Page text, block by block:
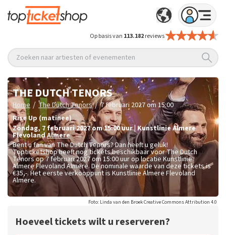
Op basis van 113.182reviews
Zoeken naar artiesten of evenementen
THE DUTCH TENORS
Home / The Dutch Tenors / 7 februari 2027 om 15:00
Rise Up (matinee)
zondag, 7 februari 2027 om 15:00uur|Kunstlinie Almere
FlevolandAlmere
Bent u fan van The Dutch Tenors? Dan heeft u geluk!
Topticketshop heeft nog tickets beschikbaar voor The Dutch
Tenors op 7 februari 2027 om 15:00 uur op locatie Kunstlinie
Almere Flevoland Almere. De nominale waarde van deze tickets is
€35,-. Het eerste verkooppunt is Kunstlinie Almere Flevoland
Almere.
Foto: Linda van den Broek Creative Commons Attribution 4.0
Hoeveel tickets wilt u reserveren?